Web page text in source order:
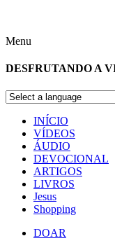
Menu
DESFRUTANDO A
INÍCIO
VÍDEOS
ÁUDIO
DEVOCIONAL
ARTIGOS
LIVROS
Jesus
Shopping
DOAR